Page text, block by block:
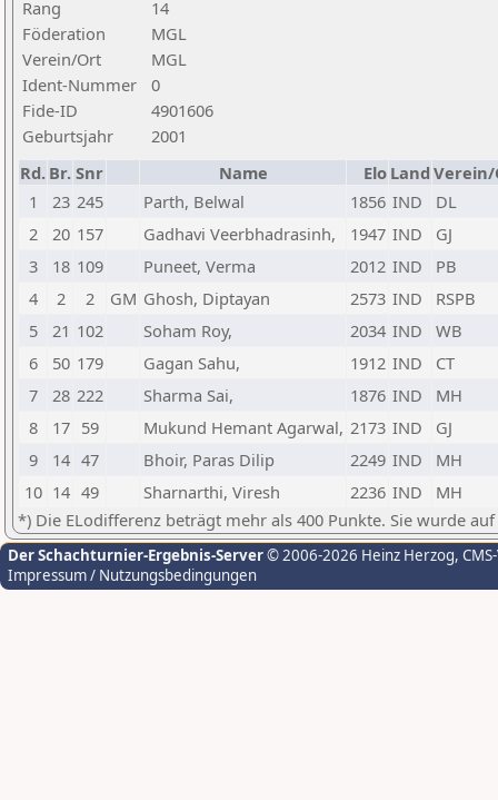
Rang
14
Föderation
MGL
Verein/Ort
MGL
Ident-Nummer
0
Fide-ID
4901606
Geburtsjahr
2001
Rd. Br. Snr Name Elo Land
1
23 245 Parth, Belwal 1856 IND
DL
2
20 157 Gadhavi Veerbhadrasinh, 1947 IND
GJ
3
18 109 Puneet, Verma 2012 IND
PB
4
2 2 GM Ghosh, Diptayan 2573 IND
RSPB
5
21 102 Soham Roy, 2034 IND
WB
6
50 179 Gagan Sahu, 1912 IND
CT
7
28 222 Sharma Sai, 1876 IND
MH
8
17 59 Mukund Hemant Agarwal, 2173 IND
GJ
9
14 47 Bhoir, Paras Dilip 2249 IND
MH
10 14 49 Sharnarthi, Viresh 2236 IND
MH
*) Die ELodifferenz beträgt mehr als 400 Punkte. Sie wurde
Der Schachturnier-Ergebnis-Server© 2006-2026 Heinz Herzog,
Impressum / Nutzungsbedingungen